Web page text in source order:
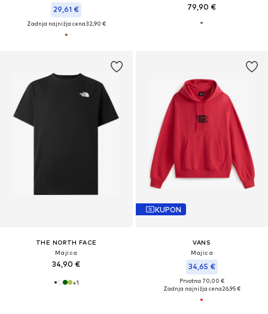
29,61 €
Zadnja najnižja cena32,90 €
79,90 €
THE NORTH FACE
Majica
34,90 €
+1
KUPON
VANS
Majica
34,65 €
Prvotno: 70,00 €
Zadnja najnižja cena26,95 €